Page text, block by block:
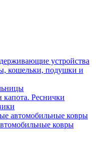
устройства
кошельки, подушки и
Реснички
автомобильные ковры
ковры